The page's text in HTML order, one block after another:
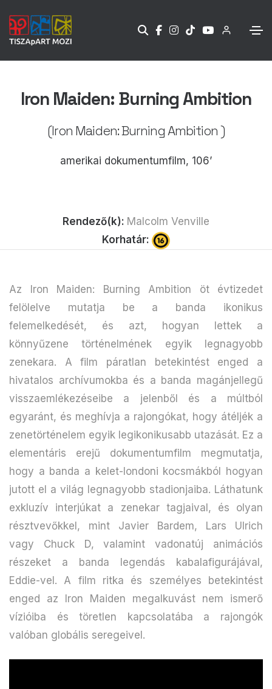
Iron Maiden: Burning Ambition
(Iron Maiden: Burning Ambition )
amerikai dokumentumfilm, 106’
Rendező(k): Malcolm Venville
Korhatár:
Az Iron Maiden: Burning Ambition öt évtizedet
felölelve mutatja be a banda ikonikus
felemelkedését, és azt, hogyan lettek a
könnyűzene történelmének egyik legnagyobb
zenekara. A film páratlan betekintést enged a
hivatalos archívumokba és a banda magánjellegű
visszaemlékezéseibe a jelenből és a múltból
egyaránt, és meghívja a rajongókat, hogy átéljék a
zenetörténelem egyik legikonikusabb utazását. Ez a
elementáris erejű dokumentumfilm megmutatja,
hogy a banda a kelet-londoni kocsmákból hogyan
jutott el a világ legnagyobb stadionjaiba. Láthatunk
exkluzív interjúkat a zenekar tagjaival, és olyan
résztvevőkkel, mint Javier Bardem, Lars Ulrich
vagy Chuck D, valamint vadonatúj animációs
részeket a banda legendás kabalafigurájával,
Eddie-vel. A film ritka és személyes betekintést
enged az Iron Maiden megalkuvást nem ismerő
vízióiba és töretlen kapcsolatába a rajongók
valóban globális seregeivel.